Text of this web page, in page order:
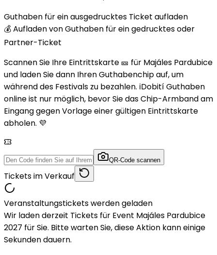
Guthaben für ein ausgedrucktes Ticket aufladen
💰 Aufladen von Guthaben für ein gedrucktes oder
Partner-Ticket
Scannen Sie Ihre Eintrittskarte 🎫 für Majáles Pardubice
und laden Sie dann Ihren Guthabenchip auf, um
während des Festivals zu bezahlen. ℹ️Dobití Guthaben
online ist nur möglich, bevor Sie das Chip-Armband am
Eingang gegen Vorlage einer gültigen Eintrittskarte
abholen. 💜
QR-Code scannen
Tickets im Verkauf
Veranstaltungstickets werden geladen
Wir laden derzeit Tickets für Event Majáles Pardubice
2027 für Sie. Bitte warten Sie, diese Aktion kann einige
Sekunden dauern.